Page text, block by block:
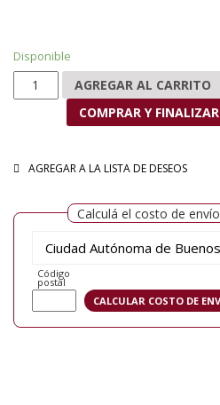
Disponible
El sistema federal argentino cantidad
AGREGAR AL CARRITO
COMPRAR Y FINALIZAR
AGREGAR A LA LISTA DE DESEOS
Calculá el costo de envío
Código
postal